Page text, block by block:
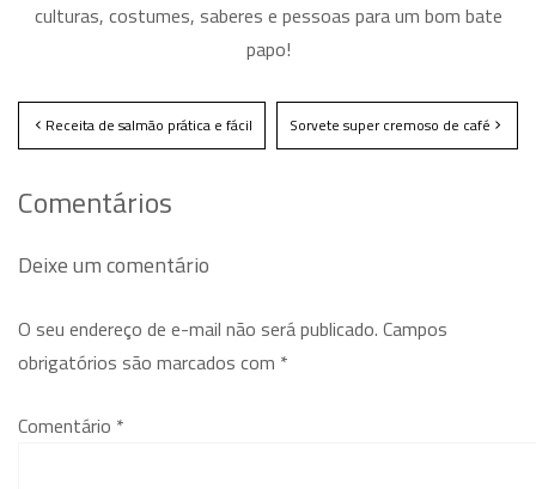
culturas, costumes, saberes e pessoas para um bom bate
papo!
Receita de salmão prática e fácil Sorvete super cremoso de café
Comentários
Deixe um comentário
O seu endereço de e-mail não será publicado. Campos
obrigatórios são marcados com *
Comentário *